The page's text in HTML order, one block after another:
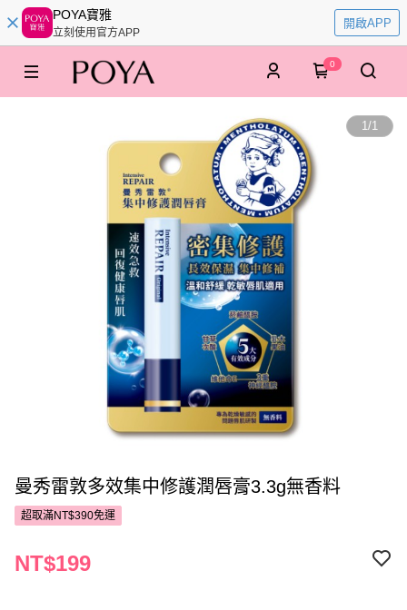
POYA寶雅
立刻使用官方APP
開啟APP
0
1/1
曼秀雷敦多效集中修護潤唇膏3.3g無香料
超取滿NT$390免運
NT$199